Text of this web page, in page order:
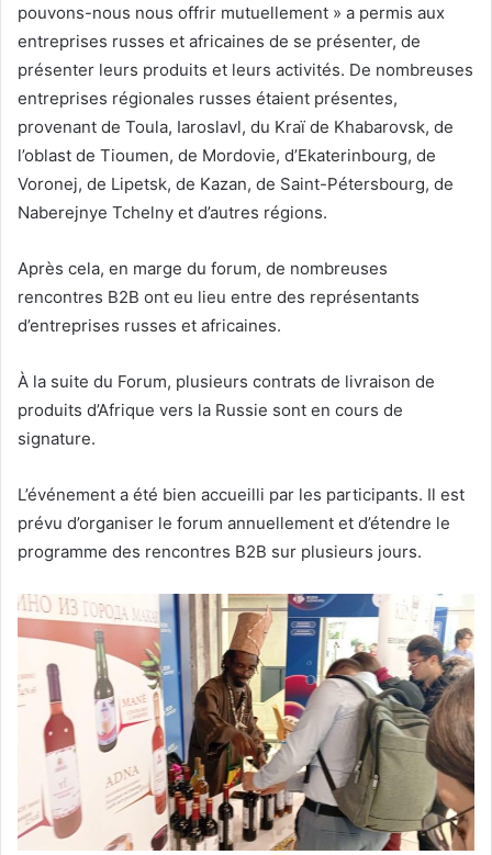
pouvons-nous nous offrir mutuellement » a permis aux
entreprises russes et africaines de se présenter, de
présenter leurs produits et leurs activités. De nombreuses
entreprises régionales russes étaient présentes,
provenant de Toula, Iaroslavl, du Kraï de Khabarovsk, de
l’oblast de Tioumen, de Mordovie, d’Ekaterinbourg, de
Voronej, de Lipetsk, de Kazan, de Saint-Pétersbourg, de
Naberejnye Tchelny et d’autres régions.
Après cela, en marge du forum, de nombreuses
rencontres B2B ont eu lieu entre des représentants
d’entreprises russes et africaines.
À la suite du Forum, plusieurs contrats de livraison de
produits d’Afrique vers la Russie sont en cours de
signature.
L’événement a été bien accueilli par les participants. Il est
prévu d’organiser le forum annuellement et d’étendre le
programme des rencontres B2B sur plusieurs jours.